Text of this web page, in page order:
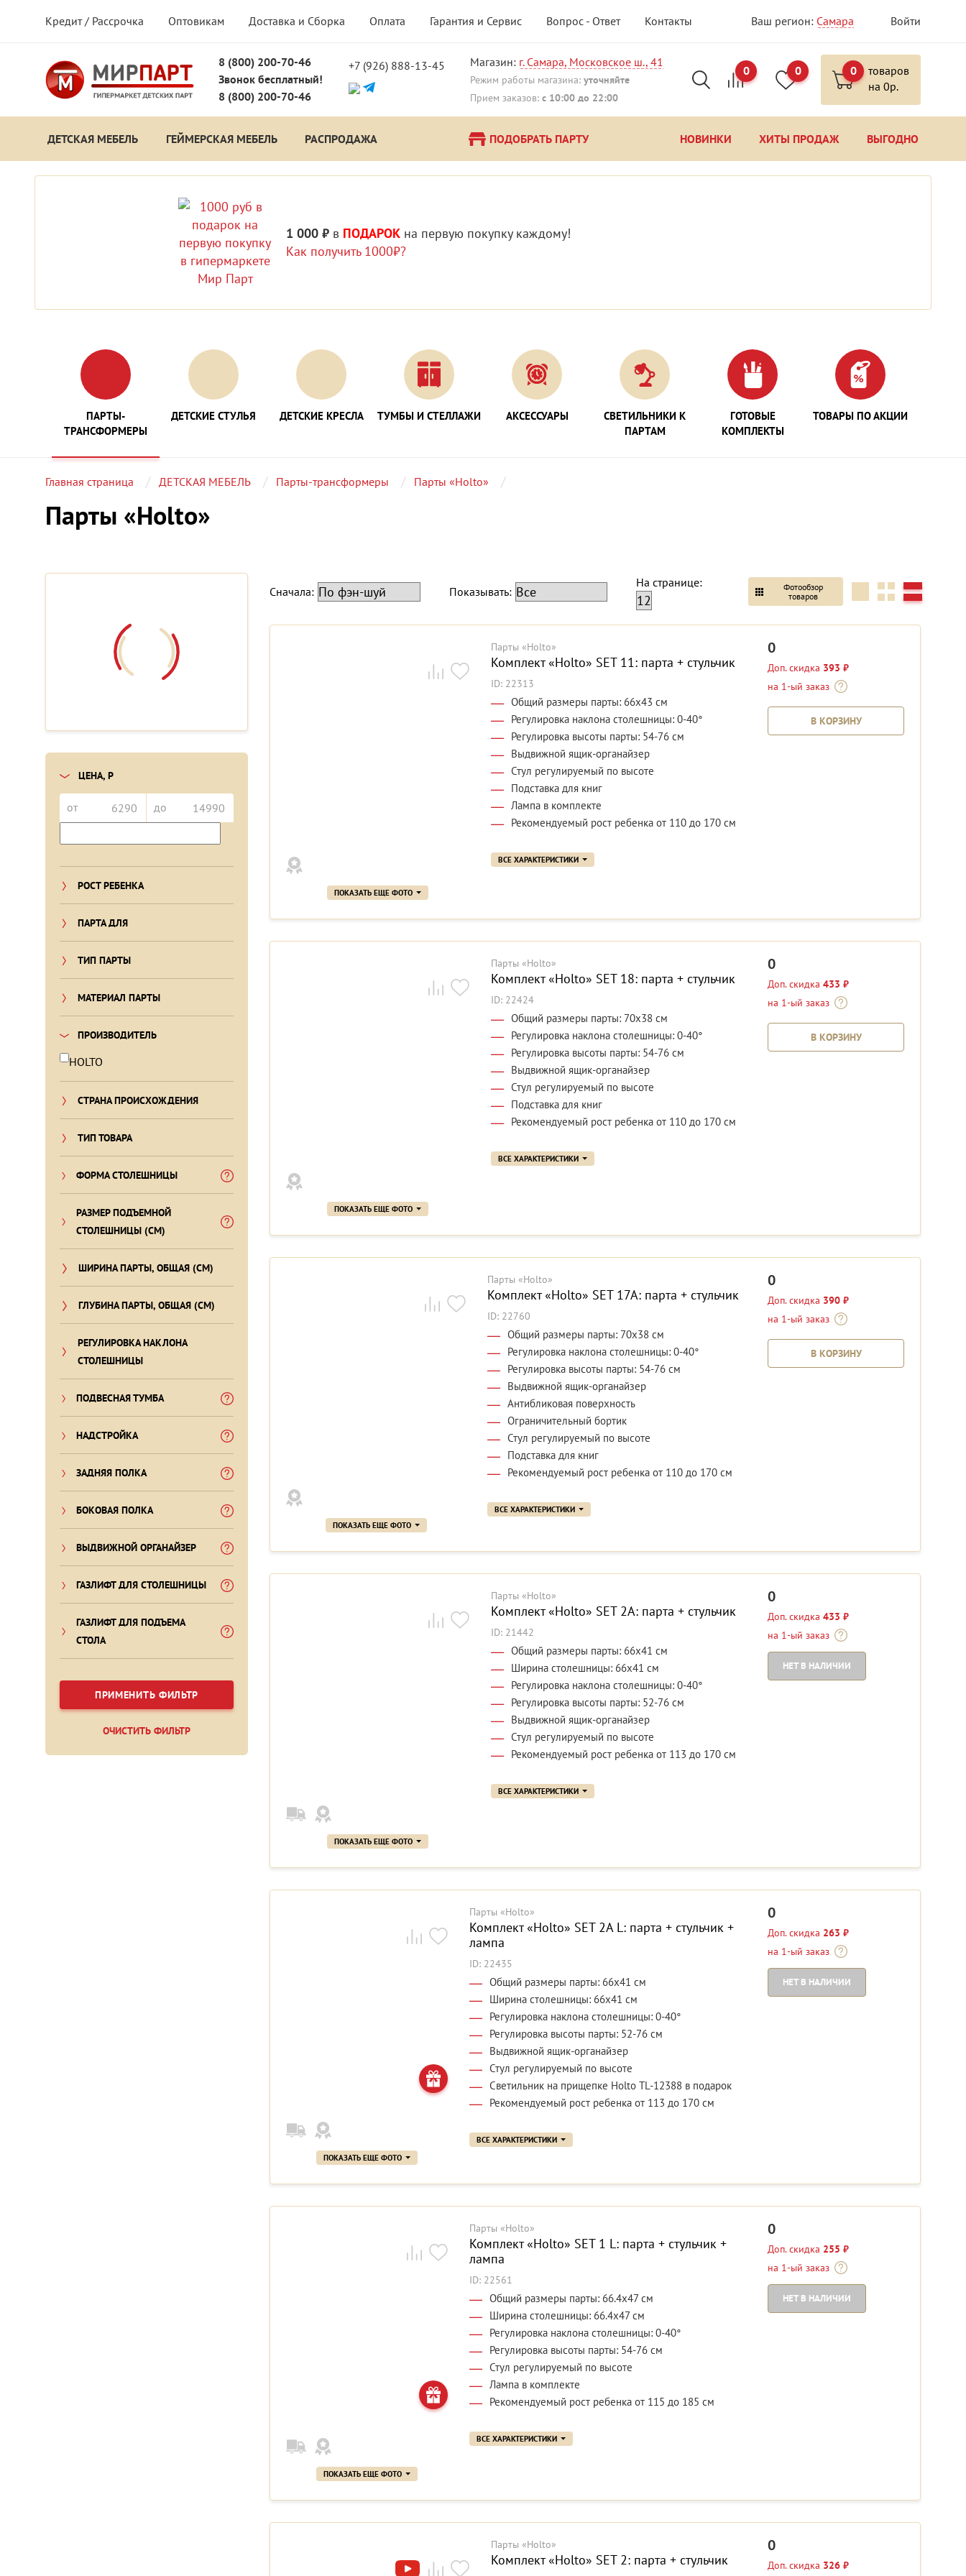
Кредит / Рассрочка Оптовикам Доставка и Сборка Оплата Гарантия и Сервис Вопрос - Ответ Контакты Ваш регион: Самара Войти
8 (800) 200-70-46
Звонок бесплатный!
8 (800) 200-70-46
+7 (926) 888-13-45 Магазин: г. Самара, Московское ш., 41
Режим работы магазина: уточняйте
Прием заказов: с 10:00 до 22:00
0 0 0
товаров
на 0р.
ДЕТСКАЯ МЕБЕЛЬ ГЕЙМЕРСКАЯ МЕБЕЛЬ РАСПРОДАЖА ПОДОБРАТЬ ПАРТУ НОВИНКИ ХИТЫ ПРОДАЖ ВЫГОДНО
1 000 ₽ в ПОДАРОК на первую покупку каждому!
Как получить 1000₽?
ПАРТЫ-
ТРАНСФОРМЕРЫ
ДЕТСКИЕ СТУЛЬЯ ДЕТСКИЕ КРЕСЛА ТУМБЫ И СТЕЛЛАЖИ АКСЕССУАРЫ
СВЕТИЛЬНИКИ К
ПАРТАМ
ГОТОВЫЕ
КОМПЛЕКТЫ
ТОВАРЫ ПО АКЦИИ
Главная страница ДЕТСКАЯ МЕБЕЛЬ Парты-трансформеры Парты «Holto»
Парты «Holto»
ЦЕНА, Р
от до
РОСТ РЕБЕНКА
ПАРТА ДЛЯ
ТИП ПАРТЫ
МАТЕРИАЛ ПАРТЫ
ПРОИЗВОДИТЕЛЬ
HOLTO
СТРАНА ПРОИСХОЖДЕНИЯ
ТИП ТОВАРА
ФОРМА СТОЛЕШНИЦЫ
РАЗМЕР ПОДЪЕМНОЙ
СТОЛЕШНИЦЫ (СМ)
ШИРИНА ПАРТЫ, ОБЩАЯ (СМ)
ГЛУБИНА ПАРТЫ, ОБЩАЯ (СМ)
РЕГУЛИРОВКА НАКЛОНА
СТОЛЕШНИЦЫ
ПОДВЕСНАЯ ТУМБА
НАДСТРОЙКА
ЗАДНЯЯ ПОЛКА
БОКОВАЯ ПОЛКА
ВЫДВИЖНОЙ ОРГАНАЙЗЕР
ГАЗЛИФТ ДЛЯ СТОЛЕШНИЦЫ
ГАЗЛИФТ ДЛЯ ПОДЪЕМА
СТОЛА
ПРИМЕНИТЬ ФИЛЬТР
ОЧИСТИТЬ ФИЛЬТР
Сначала: Показывать:
На странице:
Фотообзор
товаров
ПОКАЗАТЬ ЕЩЕ ФОТО
Парты «Holto»
Комплект «Holto» SET 11: парта + стульчик
ID: 22313
Общий размеры парты: 66x43 см
Регулировка наклона столешницы: 0-40°
Регулировка высоты парты: 54-76 см
Выдвижной ящик-органайзер
Стул регулируемый по высоте
Подставка для книг
Лампа в комплекте
Рекомендуемый рост ребенка от 110 до 170 см
ВСЕ ХАРАКТЕРИСТИКИ
0
Доп. скидка 393 ₽
на 1-ый заказ
В КОРЗИНУ
ПОКАЗАТЬ ЕЩЕ ФОТО
Парты «Holto»
Комплект «Holto» SET 18: парта + стульчик
ID: 22424
Общий размеры парты: 70x38 см
Регулировка наклона столешницы: 0-40°
Регулировка высоты парты: 54-76 см
Выдвижной ящик-органайзер
Стул регулируемый по высоте
Подставка для книг
Рекомендуемый рост ребенка от 110 до 170 см
ВСЕ ХАРАКТЕРИСТИКИ
0
Доп. скидка 433 ₽
на 1-ый заказ
В КОРЗИНУ
ПОКАЗАТЬ ЕЩЕ ФОТО
Парты «Holto»
Комплект «Holto» SET 17A: парта + стульчик
ID: 22760
Общий размеры парты: 70x38 см
Регулировка наклона столешницы: 0-40°
Регулировка высоты парты: 54-76 см
Выдвижной ящик-органайзер
Антибликовая поверхность
Ограничительный бортик
Стул регулируемый по высоте
Подставка для книг
Рекомендуемый рост ребенка от 110 до 170 см
ВСЕ ХАРАКТЕРИСТИКИ
0
Доп. скидка 390 ₽
на 1-ый заказ
В КОРЗИНУ
ПОКАЗАТЬ ЕЩЕ ФОТО
Парты «Holto»
Комплект «Holto» SET 2A: парта + стульчик
ID: 21442
Общий размеры парты: 66x41 см
Ширина столешницы: 66x41 см
Регулировка наклона столешницы: 0-40°
Регулировка высоты парты: 52-76 см
Выдвижной ящик-органайзер
Стул регулируемый по высоте
Рекомендуемый рост ребенка от 113 до 170 см
ВСЕ ХАРАКТЕРИСТИКИ
0
Доп. скидка 433 ₽
на 1-ый заказ
НЕТ В НАЛИЧИИ
ПОКАЗАТЬ ЕЩЕ ФОТО
Парты «Holto»
Комплект «Holto» SET 2A L: парта + стульчик +
лампа
ID: 22435
Общий размеры парты: 66x41 см
Ширина столешницы: 66x41 см
Регулировка наклона столешницы: 0-40°
Регулировка высоты парты: 52-76 см
Выдвижной ящик-органайзер
Стул регулируемый по высоте
Светильник на прищепке Holto TL-12388 в подарок
Рекомендуемый рост ребенка от 113 до 170 см
ВСЕ ХАРАКТЕРИСТИКИ
0
Доп. скидка 263 ₽
на 1-ый заказ
НЕТ В НАЛИЧИИ
ПОКАЗАТЬ ЕЩЕ ФОТО
Парты «Holto»
Комплект «Holto» SET 1 L: парта + стульчик +
лампа
ID: 22561
Общий размеры парты: 66.4x47 см
Ширина столешницы: 66.4x47 см
Регулировка наклона столешницы: 0-40°
Регулировка высоты парты: 54-76 см
Стул регулируемый по высоте
Лампа в комплекте
Рекомендуемый рост ребенка от 115 до 185 см
ВСЕ ХАРАКТЕРИСТИКИ
0
Доп. скидка 255 ₽
на 1-ый заказ
НЕТ В НАЛИЧИИ
Парты «Holto»
Комплект «Holto» SET 2: парта + стульчик
0
Доп. скидка 326 ₽